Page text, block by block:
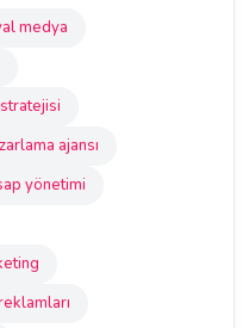
medya
ajansı
yönetimi